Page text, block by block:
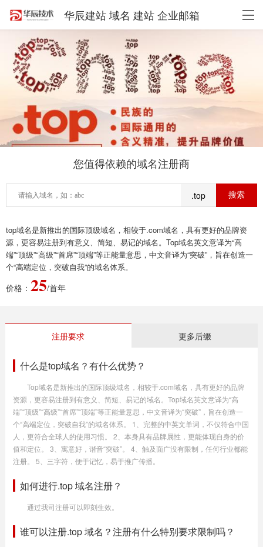
华辰建站 域名 建站 企业邮箱
您值得依赖的域名注册商
.top
top域名是新推出的国际顶级域名，相较于.com域名，具有更好的品牌资
源，更容易注册到有意义、简短、易记的域名。Top域名英文意译为“高
端”“顶级”“高级”“首席”“顶端”等正能量意思，中文音译为“突破”，旨在创造一
个“高端定位，突破自我”的域名体系。
价格： 25/首年
注册要求 更多后缀
什么是top域名？有什么优势？
Top域名是新推出的国际顶级域名，相较于.com域名，具有更好的品牌
资源，更容易注册到有意义、简短、易记的域名。Top域名英文意译为“高
端”“顶级”“高级”“首席”“顶端”等正能量意思，中文音译为“突破”，旨在创造一
个“高端定位，突破自我”的域名体系。 1、完整的中英文单词，不仅符合中国
人，更符合全球人的使用习惯。 2、本身具有品牌属性，更能体现自身的价
值和定位。 3、寓意好，谐音“突破”。 4、触及面广没有限制，任何行业都能
注册。 5、三字符，便于记忆，易于推广传播。
如何进行.top 域名注册？
通过我司注册可以即刻生效。
谁可以注册.top 域名？注册有什么特别要求限制吗？